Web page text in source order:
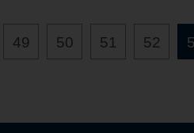
49 50 51 52